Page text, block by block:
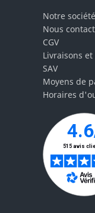
Notre société
Nous
CGV
Livraisons et
SAV
Moyens de
Horaires